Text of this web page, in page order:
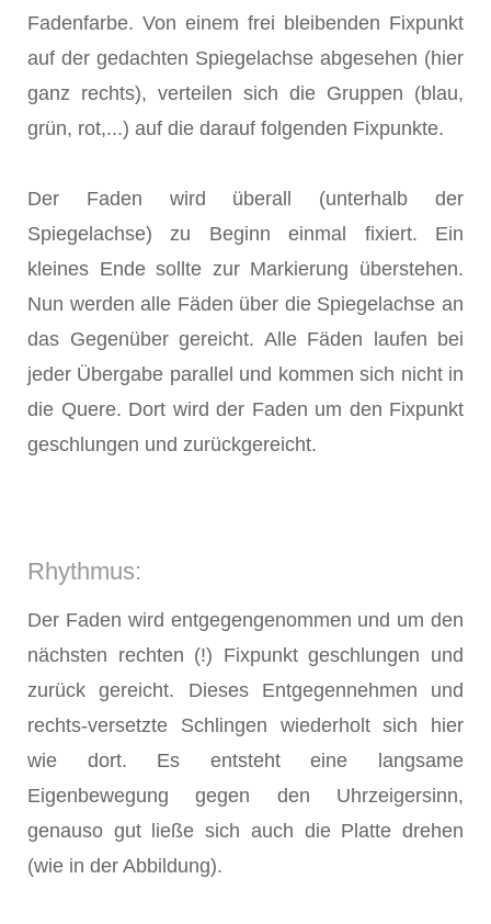
Fadenfarbe. Von einem frei bleibenden Fixpunkt
auf der gedachten Spiegelachse abgesehen (hier
ganz rechts), verteilen sich die Gruppen (blau,
grün, rot,...) auf die darauf folgenden Fixpunkte.
Der Faden wird überall (unterhalb der
Spiegelachse) zu Beginn einmal fixiert. Ein
kleines Ende sollte zur Markierung überstehen.
Nun werden alle Fäden über die Spiegelachse an
das Gegenüber gereicht. Alle Fäden laufen bei
jeder Übergabe parallel und kommen sich nicht in
die Quere. Dort wird der Faden um den Fixpunkt
geschlungen und zurückgereicht.
Rhythmus:
Der Faden wird entgegengenommen und um den
nächsten rechten (!) Fixpunkt geschlungen und
zurück gereicht. Dieses Entgegennehmen und
rechts-versetzte Schlingen wiederholt sich hier
wie dort. Es entsteht eine langsame
Eigenbewegung gegen den Uhrzeigersinn,
genauso gut ließe sich auch die Platte drehen
(wie in der Abbildung).